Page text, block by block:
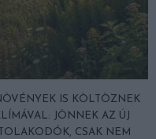
IS KÖLTÖZNEK
JÖNNEK AZ ÚJ
CSAK NEM